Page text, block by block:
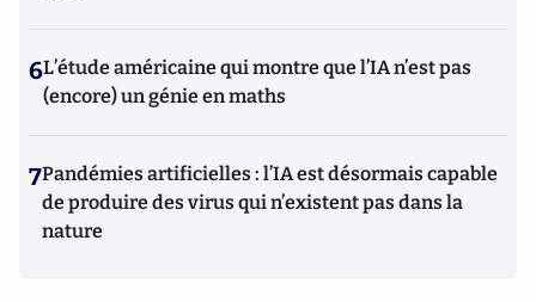
6L’étude américaine qui montre que l’IA n’est pas
(encore) un génie en maths
7Pandémies artificielles : l’IA est désormais capable
de produire des virus qui n’existent pas dans la
nature